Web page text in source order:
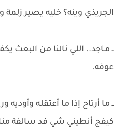
الجريذي وينه؟ خليه يصير
ــ مـاجد.. اللي نالنا من البعث
عوفه.
​ــ ما أرتاح إذا ما أعتقله
كيفج أنطيني شي فد سالفة منا